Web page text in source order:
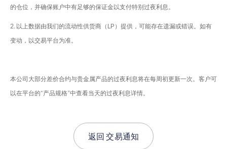
的仓位，并确保账户中有足够的保证金以支付特别过夜利息。
2. 以上数据由我们的流动性供货商（LP）提供，可能存在遗漏或错误。如有
变动，以交易平台为准。
本公司大部分差价合约与贵金属产品的过夜利息将在每周初更新一次。客户可
以在平台的“产品规格”中查看当天的过夜利息详情。
返回交易通知